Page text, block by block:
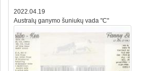
2022.04.19
Australų ganymo šuniukų vada "C"